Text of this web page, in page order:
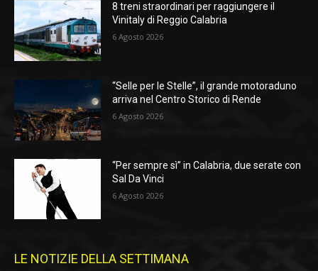
8 treni straordinari per raggiungere il
Vinitaly di Reggio Calabria
6 Agosto 2026
“Selle per le Stelle”, il grande motoraduno
arriva nel Centro Storico di Rende
6 Agosto 2026
“Per sempre sì” in Calabria, due serate con
Sal Da Vinci
6 Agosto 2026
LE NOTIZIE DELLA SETTIMANA